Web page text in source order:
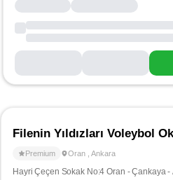
Filenin Yıldızları Voleybol
Premium Oran Ankara
Hayri Çeçen Sokak No:4 Oran - Çankaya -